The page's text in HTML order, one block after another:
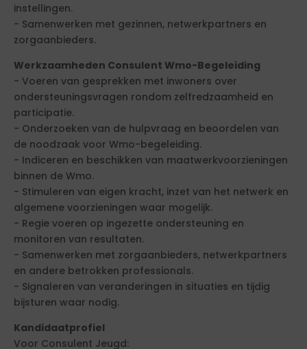
instellingen.
- Samenwerken met gezinnen, netwerkpartners en
zorgaanbieders.
Werkzaamheden Consulent Wmo-Begeleiding
- Voeren van gesprekken met inwoners over
ondersteuningsvragen rondom zelfredzaamheid en
participatie.
- Onderzoeken van de hulpvraag en beoordelen van
de noodzaak voor Wmo-begeleiding.
- Indiceren en beschikken van maatwerkvoorzieningen
binnen de Wmo.
- Stimuleren van eigen kracht, inzet van het netwerk en
algemene voorzieningen waar mogelijk.
- Regie voeren op ingezette ondersteuning en
monitoren van resultaten.
- Samenwerken met zorgaanbieders, netwerkpartners
en andere betrokken professionals.
- Signaleren van veranderingen in situaties en tijdig
bijsturen waar nodig.
Kandidaatprofiel
Voor Consulent Jeugd: